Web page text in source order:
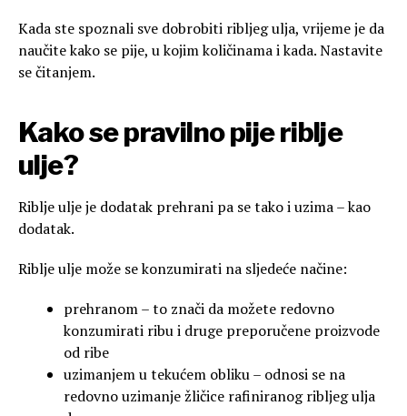
Kada ste spoznali sve dobrobiti ribljeg ulja, vrijeme je da
naučite kako se pije, u kojim količinama i kada. Nastavite
se čitanjem.
Kako se pravilno pije riblje
ulje?
Riblje ulje je dodatak prehrani pa se tako i uzima – kao
dodatak.
Riblje ulje može se konzumirati na sljedeće načine:
prehranom – to znači da možete redovno
konzumirati ribu i druge preporučene proizvode
od ribe
uzimanjem u tekućem obliku – odnosi se na
redovno uzimanje žličice rafiniranog ribljeg ulja